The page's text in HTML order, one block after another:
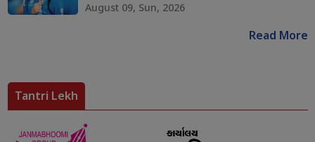
August 09, Sun, 2026
Read More
Tantri Lekh